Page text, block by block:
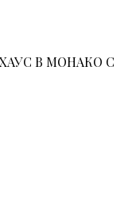
В МОНАКО С